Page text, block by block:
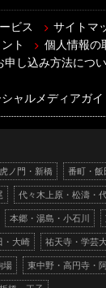
ビス
サイトマ
ト
個人情報の
し込み方法につ
ャルメディアガイ
ノ門・新橋 番町・飯
代々木上原・松濤・
本郷・湯島・小石川
・大崎 祐天寺・学芸
場 東中野・高円寺・